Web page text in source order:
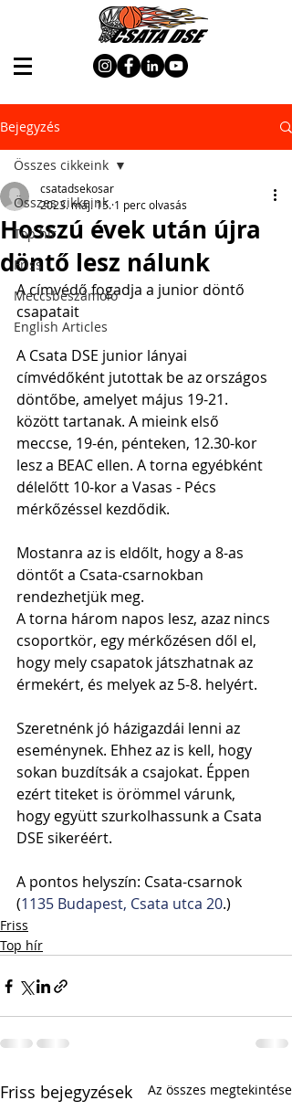
Bejegyzés
Összes cikkeink
Top hír
Friss
Meccsbeszámoló
English Articles
Összes cikkeink
Hosszú évek után újra
döntő lesz nálunk
csatadsekosar
2023. máj. 15. 1 perc olvasás
A címvédő fogadja a junior döntő
csapatait
A Csata DSE junior lányai
címvédőként jutottak be az országos
döntőbe, amelyet május 19-21.
között tartanak. A mieink első
meccse, 19-én, pénteken, 12.30-kor
lesz a BEAC ellen. A torna egyébként
délelőtt 10-kor a Vasas - Pécs
mérkőzéssel kezdődik.
Mostanra az is eldőlt, hogy a 8-as
döntőt a Csata-csarnokban
rendezhetjük meg.
A torna három napos lesz, azaz nincs
csoportkör, egy mérkőzésen dől el,
hogy mely csapatok játszhatnak az
érmekért, és melyek az 5-8. helyért.
Szeretnénk jó házigazdái lenni az
eseménynek. Ehhez az is kell, hogy
sokan buzdítsák a csajokat. Éppen
ezért titeket is örömmel várunk,
hogy együtt szurkolhassunk a Csata
DSE sikeréért.
A pontos helyszín: Csata-csarnok
(1135 Budapest, Csata utca 20.)
Friss
Top hír
Friss bejegyzések Az összes megtekintése